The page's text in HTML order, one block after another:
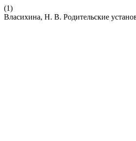
(1)
Власихина, Н. В. Родительские